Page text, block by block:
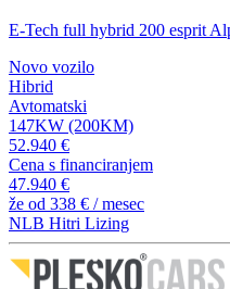
E-Tech full hybrid 200 esprit
Novo vozilo
Hibrid
Avtomatski
147KW (200KM)
52.940 €
Cena s financiranjem
47.940 €
že od 338 € / mesec
NLB Hitri Lizing